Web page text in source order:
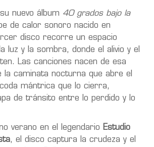
nuevo álbum 40 grados bajo la
de calor sonoro nacido en
disco recorre un espacio
luz y la sombra, donde el alivio y el
Las canciones nacen de esa
la caminata nocturna que abre el
mántrica que lo cierra,
de tránsito entre lo perdido y lo
verano en el legendario Estudio
, el disco captura la crudeza y el